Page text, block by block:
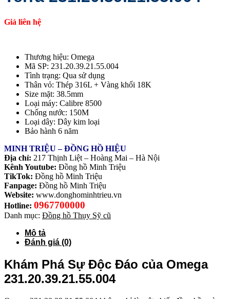
Giá liên hệ
Thương hiệu: Omega
Mã SP: 231.20.39.21.55.004
Tình trạng: Qua sử dụng
Thân vỏ: Thép 316L + Vàng khối 18K
Size mặt: 38.5mm
Loại máy: Calibre 8500
Chống nước: 150M
Loại dây: Dây kim loại
Bảo hành 6 năm
MINH TRIỆU – ĐỒNG HỒ HIỆU
Địa chỉ: 217 Thịnh Liệt – Hoàng Mai – Hà Nội
Kênh Youtube: Đồng hồ Minh Triệu
TikTok: Đồng hồ Minh Triệu
Fanpage: Đồng hồ Minh Triệu
Website: www.donghominhtrieu.vn
Hotline: 0967700000
Danh mục: Đồng hồ Thụy Sỹ cũ
Mô tả
Đánh giá (0)
Khám Phá Sự Độc Đáo của Omega
231.20.39.21.55.004